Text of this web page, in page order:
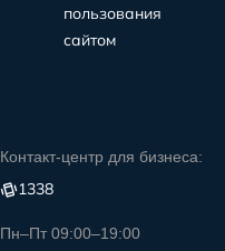
пользования
сайтом
Контакт-центр для бизнеса:
1338
Пн–Пт 09:00–19:00